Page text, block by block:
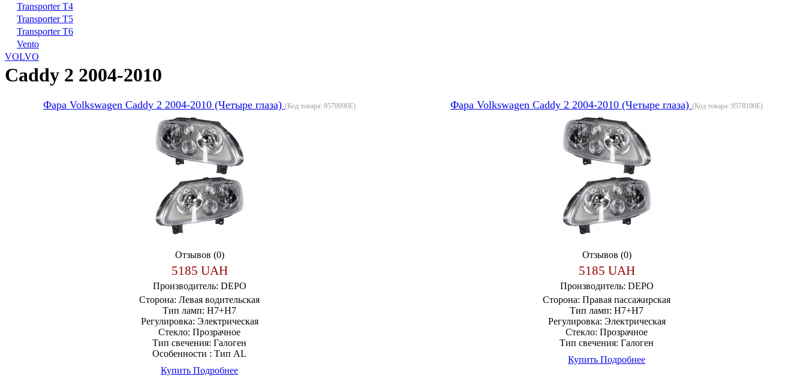
Transporter T4
Transporter T5
Transporter T6
Vento
VOLVO
Caddy 2 2004-2010
Фара Volkswagen Caddy 2 2004-2010 (Четыре глаза) (Код товара: 9578090E)
Отзывов (0)
5185 UAH
Производитель: DEPO
Сторона: Левая водительская
Тип ламп: H7+H7
Регулировка: Электрическая
Стекло: Прозрачное
Тип свечения: Галоген
Особенности : Тип AL
Купить Подробнее
Фара Volkswagen Caddy 2 2004-2010 (Четыре глаза) (Код товара: 9578100E)
Отзывов (0)
5185 UAH
Производитель: DEPO
Сторона: Правая пассажирская
Тип ламп: H7+H7
Регулировка: Электрическая
Стекло: Прозрачное
Тип свечения: Галоген
Купить Подробнее